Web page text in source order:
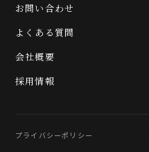
お問い合わせ
よくある質問
会社概要
採用情報
プライバシーポリシー